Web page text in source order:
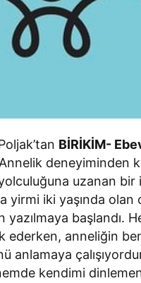
BİRİKİM-
Annelik deneyiminden
uzanan bir
yirmi iki yaşında olan
yazılmaya başlandı.
ederken, anneliğin
anlamaya
kendimi